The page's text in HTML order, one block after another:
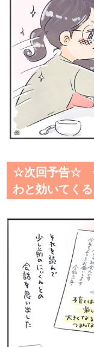
☆次回予告☆
わと効いてくる